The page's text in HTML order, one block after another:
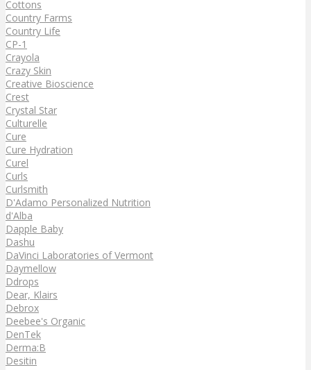
Cottons
Country Farms
Country Life
CP-1
Crayola
Crazy Skin
Creative Bioscience
Crest
Crystal Star
Culturelle
Cure
Cure Hydration
Curel
Curls
Curlsmith
D'Adamo Personalized Nutrition
d'Alba
Dapple Baby
Dashu
DaVinci Laboratories of Vermont
Daymellow
Ddrops
Dear, Klairs
Debrox
Deebee's Organic
DenTek
Derma:B
Desitin